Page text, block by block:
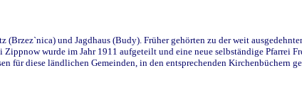
und Jagdhaus (Budy). Früher gehörten zu der weit
wurde im Jahr 1911 aufgeteilt und eine neue selbständige Pfarrei
diese ländlichen Gemeinden, in den entsprechenden Kirchenbüchern